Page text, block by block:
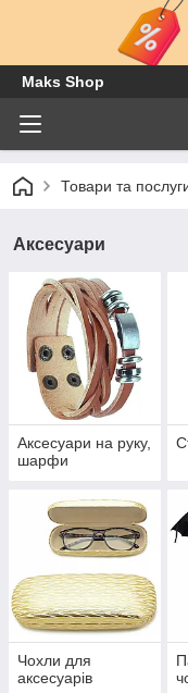
Maks Shop
Товари та
Аксесуари
Аксесуари на руку,
шарфи
Чохли для
аксесуарів